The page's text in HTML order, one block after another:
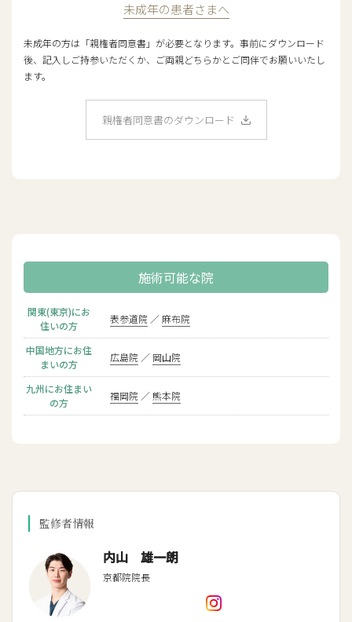
未成年の患者さまへ
未成年の方は「親権者同意書」が必要となります。事前にダウンロード
後、記入しご持参いただくか、ご両親どちらかとご同伴でお願いいたし
ます。
親権者同意書のダウンロード
施術可能な院
関東(東京)にお
住いの方
表参道院 麻布院
中国地方にお住
まいの方
広島院 岡山院
九州にお住まい
の方
福岡院 熊本院
監修者情報
内山 雄一朗
京都院院長